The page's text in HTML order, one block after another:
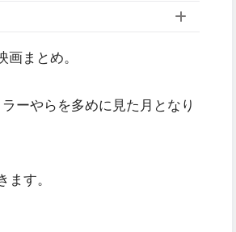
まとめ。
ーやらを多めに見た月となり
す。